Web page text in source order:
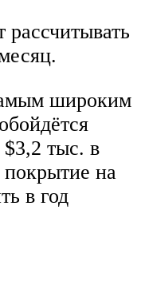
рассчитывать
широким
тыс. в
покрытие на
в год